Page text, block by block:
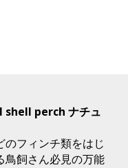
perch ナチュ
フィンチ類をはじ
鳥飼さん必見の万能